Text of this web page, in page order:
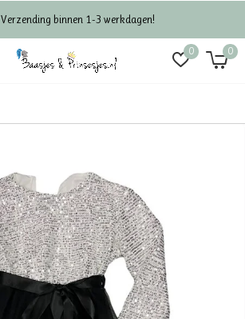
0 0
Verzending binnen 1-3 werkdagen!